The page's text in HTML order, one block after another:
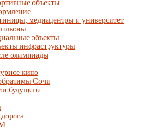
объекты
медиацентры и университет
объекты
инфраструктуры
олимпиады
кино
Сочи
будущего